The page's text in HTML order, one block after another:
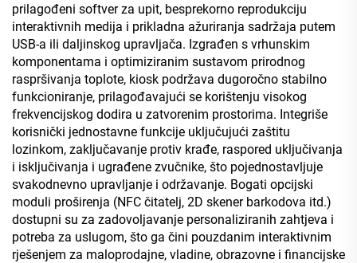
prilagođeni softver za upit, besprekorno reprodukciju
interaktivnih medija i prikladna ažuriranja sadržaja putem
USB-a ili daljinskog upravljača. Izgrađen s vrhunskim
komponentama i optimiziranim sustavom prirodnog
raspršivanja toplote, kiosk podržava dugoročno stabilno
funkcioniranje, prilagođavajući se korištenju visokog
frekvencijskog dodira u zatvorenim prostorima. Integriše
korisnički jednostavne funkcije uključujući zaštitu
lozinkom, zaključavanje protiv krađe, raspored uključivanja
i isključivanja i ugrađene zvučnike, što pojednostavljuje
svakodnevno upravljanje i održavanje. Bogati opcijski
moduli proširenja (NFC čitatelj, 2D skener barkodova itd.)
dostupni su za zadovoljavanje personaliziranih zahtjeva i
potreba za uslugom, što ga čini pouzdanim interaktivnim
rješenjem za maloprodajne, vladine, obrazovne i financijske